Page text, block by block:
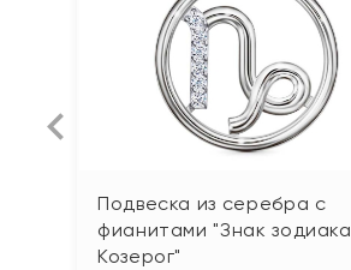
Подвеска из серебра с
фианитами "Знак зодиака
Козерог"